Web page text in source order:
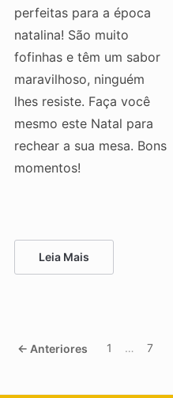
perfeitas para a época
natalina! São muito
fofinhas e têm um sabor
maravilhoso, ninguém
lhes resiste. Faça você
mesmo este Natal para
rechear a sua mesa. Bons
momentos!
Leia Mais
← Anteriores 1 … 7